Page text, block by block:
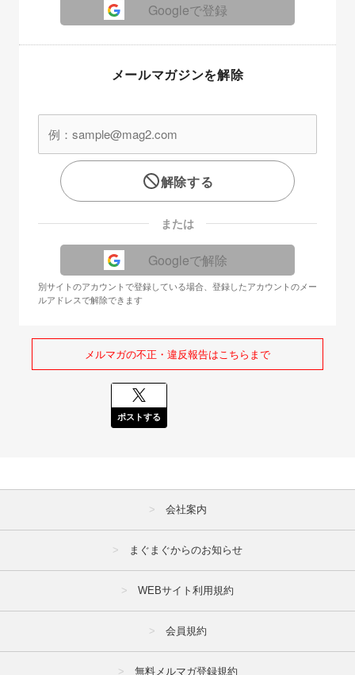
Googleで登録
メールマガジンを解除
解除する
または
Googleで解除
別サイトのアカウントで登録している場合、登録したアカウントのメー
ルアドレスで解除できます
メルマガの不正・違反報告はこちらまで
ポストする
会社案内
まぐまぐからのお知らせ
WEBサイト利用規約
会員規約
無料メルマガ登録規約